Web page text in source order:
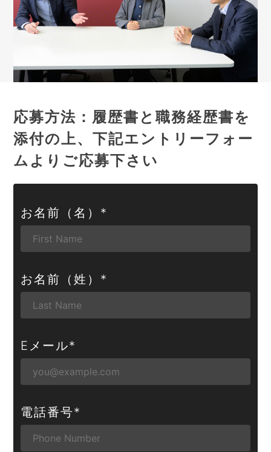
応募方法：履歴書と職務経歴書を
添付の上、下記エントリーフォー
ムよりご応募下さい
お名前（名） *
お名前（姓） *
Eメール*
電話番号*